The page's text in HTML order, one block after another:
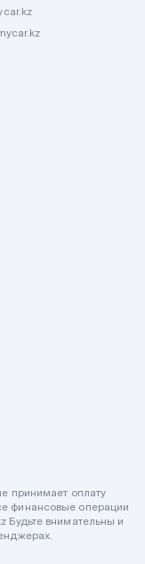
принимает оплату
финансовые операции
Будьте внимательны и